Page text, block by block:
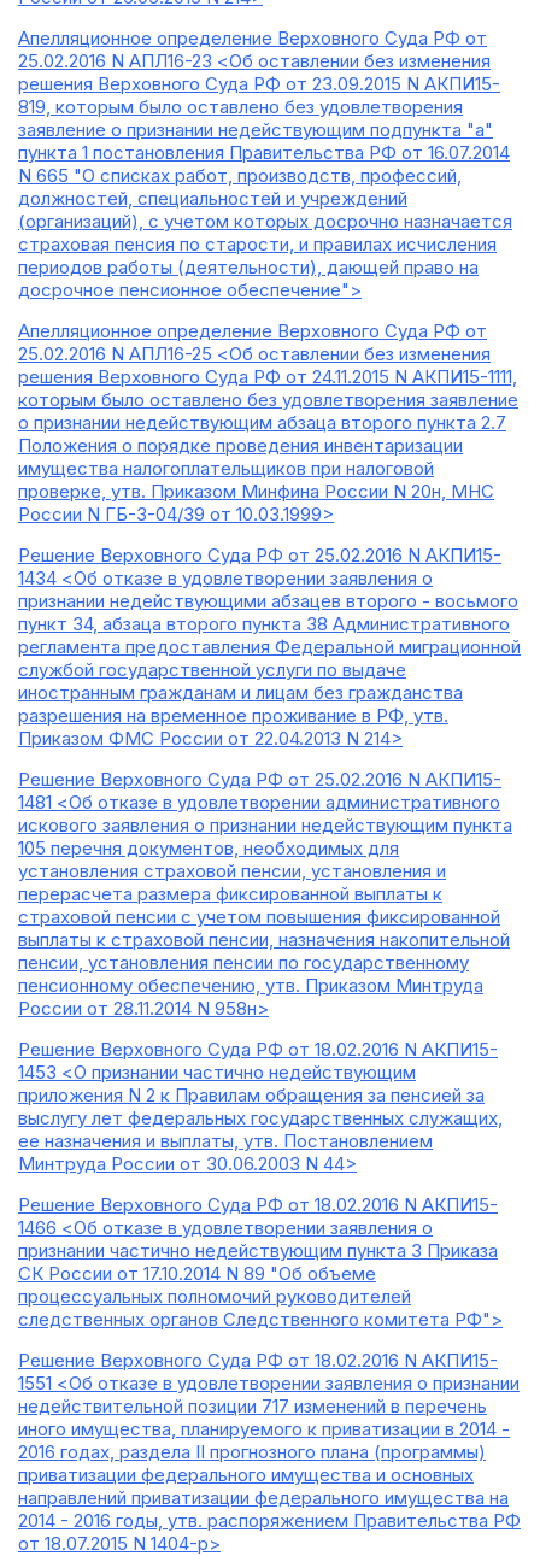
Апелляционное определение Верховного Суда РФ от
25.02.2016 N АПЛ16-23 <Об оставлении без изменения
решения Верховного Суда РФ от 23.09.2015 N АКПИ15-
819, которым было оставлено без удовлетворения
заявление о признании недействующим подпункта "а"
пункта 1 постановления Правительства РФ от 16.07.2014
N 665 "О списках работ, производств, профессий,
должностей, специальностей и учреждений
(организаций), с учетом которых досрочно назначается
страховая пенсия по старости, и правилах исчисления
периодов работы (деятельности), дающей право на
досрочное пенсионное обеспечение">
Апелляционное определение Верховного Суда РФ от
25.02.2016 N АПЛ16-25 <Об оставлении без изменения
решения Верховного Суда РФ от 24.11.2015 N АКПИ15-1111,
которым было оставлено без удовлетворения заявление
о признании недействующим абзаца второго пункта 2.7
Положения о порядке проведения инвентаризации
имущества налогоплательщиков при налоговой
проверке, утв. Приказом Минфина России N 20н, МНС
России N ГБ-3-04/39 от 10.03.1999>
Решение Верховного Суда РФ от 25.02.2016 N АКПИ15-
1434 <Об отказе в удовлетворении заявления о
признании недействующими абзацев второго - восьмого
пункт 34, абзаца второго пункта 38 Административного
регламента предоставления Федеральной миграционной
службой государственной услуги по выдаче
иностранным гражданам и лицам без гражданства
разрешения на временное проживание в РФ, утв.
Приказом ФМС России от 22.04.2013 N 214>
Решение Верховного Суда РФ от 25.02.2016 N АКПИ15-
1481 <Об отказе в удовлетворении административного
искового заявления о признании недействующим пункта
105 перечня документов, необходимых для
установления страховой пенсии, установления и
перерасчета размера фиксированной выплаты к
страховой пенсии с учетом повышения фиксированной
выплаты к страховой пенсии, назначения накопительной
пенсии, установления пенсии по государственному
пенсионному обеспечению, утв. Приказом Минтруда
России от 28.11.2014 N 958н>
Решение Верховного Суда РФ от 18.02.2016 N АКПИ15-
1453 <О признании частично недействующим
приложения N 2 к Правилам обращения за пенсией за
выслугу лет федеральных государственных служащих,
ее назначения и выплаты, утв. Постановлением
Минтруда России от 30.06.2003 N 44>
Решение Верховного Суда РФ от 18.02.2016 N АКПИ15-
1466 <Об отказе в удовлетворении заявления о
признании частично недействующим пункта 3 Приказа
СК России от 17.10.2014 N 89 "Об объеме
процессуальных полномочий руководителей
следственных органов Следственного комитета РФ">
Решение Верховного Суда РФ от 18.02.2016 N АКПИ15-
1551 <Об отказе в удовлетворении заявления о признании
недействительной позиции 717 изменений в перечень
иного имущества, планируемого к приватизации в 2014 -
2016 годах, раздела II прогнозного плана (программы)
приватизации федерального имущества и основных
направлений приватизации федерального имущества на
2014 - 2016 годы, утв. распоряжением Правительства РФ
от 18.07.2015 N 1404-р>